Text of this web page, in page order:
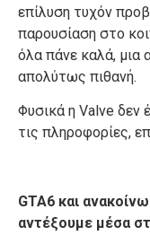
επίλυση τυχόν
παρουσίαση στο
όλα πάνε καλά, μια
απολύτως πιθανή.
Φυσικά η Valve δεν
τις πληροφορίες,
GTA6 και
αντέξουμε μέσα